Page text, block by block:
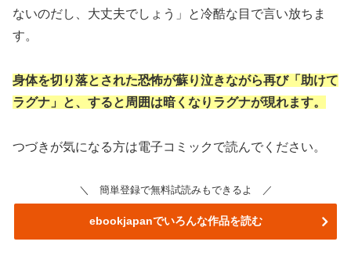
ないのだし、大丈夫でしょう」と冷酷な目で言い放ちま
す。
身体を切り落とされた恐怖が蘇り泣きながら再び「助けて
ラグナ」と、すると周囲は暗くなりラグナが現れます。
つづきが気になる方は電子コミックで読んでください。
＼ 簡単登録で無料試読みもできるよ ／
ebookjapanでいろんな作品を読む